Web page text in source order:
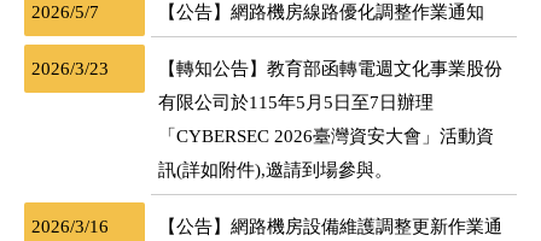
2026/5/7 【公告】網路機房線路優化調整作業通知
2026/3/23
【轉知公告】教育部函轉電週文化事業股份
有限公司於115年5月5日至7日辦理
「CYBERSEC 2026臺灣資安大會」活動資
訊(詳如附件),邀請到場參與。
2026/3/16
【公告】網路機房設備維護調整更新作業通